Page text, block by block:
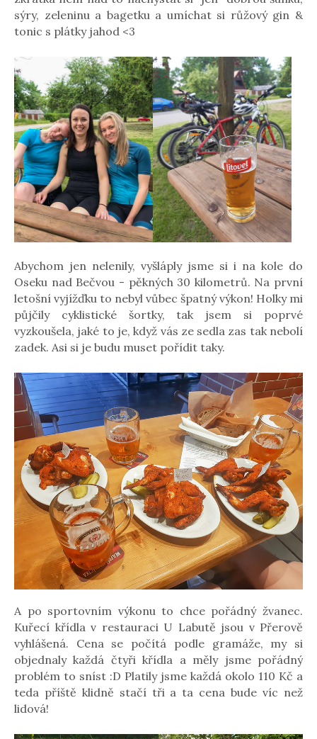
sýry, zeleninu a bagetku a umíchat si růžový gin &
tonic s plátky jahod <3
Abychom jen nelenily, vyšláply jsme si i na kole do
Oseku nad Bečvou - pěkných 30 kilometrů. Na první
letošní vyjížďku to nebyl vůbec špatný výkon! Holky mi
půjčily cyklistické šortky, tak jsem si poprvé
vyzkoušela, jaké to je, když vás ze sedla zas tak nebolí
zadek. Asi si je budu muset pořídit taky.
A po sportovním výkonu to chce pořádný žvanec.
Kuřecí křídla v restauraci U Labutě jsou v Přerově
vyhlášená. Cena se počítá podle gramáže, my si
objednaly každá čtyři křídla a měly jsme pořádný
problém to sníst :D Platily jsme každá okolo 110 Kč a
teda příště klidně stačí tři a ta cena bude víc než
lidová!